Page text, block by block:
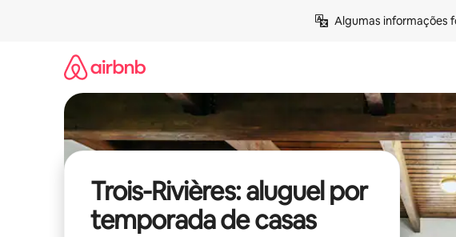
Algumas informações
Trois-Rivières: aluguel por
temporada de casas